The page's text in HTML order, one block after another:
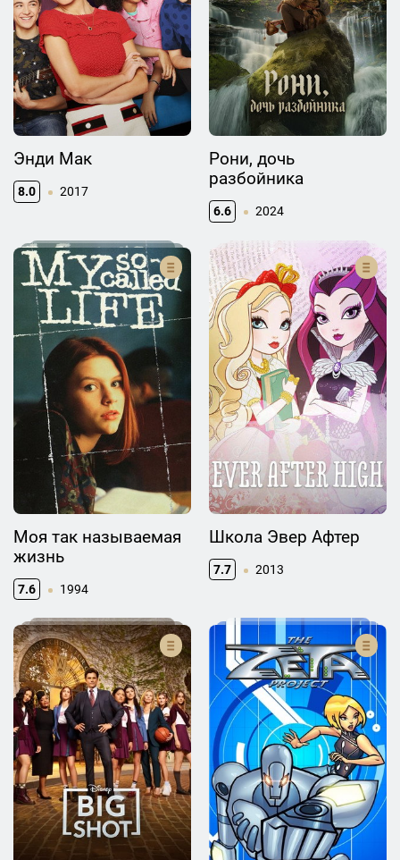
Энди Мак
8.0 2017
Рони, дочь
разбойника
6.6 2024
Моя так называемая
жизнь
7.6 1994
Школа Эвер Афтер
7.7 2013